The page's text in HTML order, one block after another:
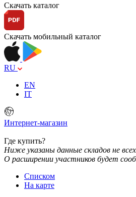
Скачать каталог
Скачать мобильный каталог
RU
EN
IT
Интернет-магазин
Где купить?
Ниже указаны данные складов не
О расширении участников будет
Списком
На карте